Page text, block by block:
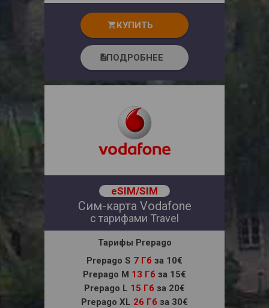
shopping_cart КУПИТЬ
descriptionПОДРОБНЕЕ
eSIM/SIM
Сим-карта Vodafone
с тарифами Travel
Тарифы Prepago
Prepago S 7 Гб за 10€
Prepago M 13 Гб за 15€
Prepago L 15 Гб за 20€
Prepago XL 26 Гб за 30€